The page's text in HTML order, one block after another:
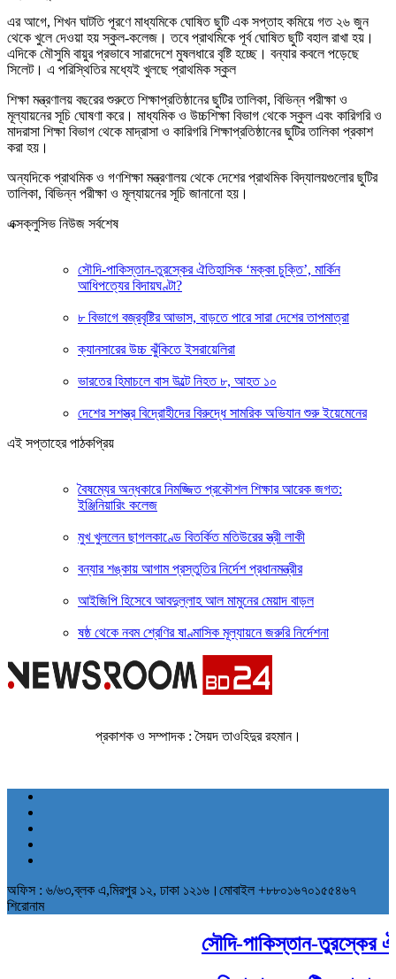
এর আগে, শিখন ঘাটতি পূরণে মাধ্যমিকে ঘোষিত ছুটি এক সপ্তাহ কমিয়ে গত ২৬ জুন
থেকে খুলে দেওয়া হয় স্কুল-কলেজ। তবে প্রাথমিকে পূর্ব ঘোষিত ছুটি বহাল রাখা হয়।
এদিকে মৌসুমি বায়ুর প্রভাবে সারাদেশে মুষলধারে বৃষ্টি হচ্ছে। বন্যার কবলে পড়েছে
সিলেট। এ পরিস্থিতির মধ্যেই খুলছে প্রাথমিক স্কুল
শিক্ষা মন্ত্রণালয় বছরের শুরুতে শিক্ষাপ্রতিষ্ঠানের ছুটির তালিকা, বিভিন্ন পরীক্ষা ও
মূল্যায়নের সূচি ঘোষণা করে। মাধ্যমিক ও উচ্চশিক্ষা বিভাগ থেকে স্কুল এবং কারিগরি ও
মাদরাসা শিক্ষা বিভাগ থেকে মাদ্রাসা ও কারিগরি শিক্ষাপ্রতিষ্ঠানের ছুটির তালিকা প্রকাশ
করা হয়।
অন্যদিকে প্রাথমিক ও গণশিক্ষা মন্ত্রণালয় থেকে দেশের প্রাথমিক বিদ্যালয়গুলোর ছুটির
তালিকা, বিভিন্ন পরীক্ষা ও মূল্যায়নের সূচি জানানো হয়।
এক্সক্লুসিভ নিউজ সর্বশেষ
সৌদি-পাকিস্তান-তুরস্কের ঐতিহাসিক ‘মক্কা চুক্তি’, মার্কিন
আধিপত্যের বিদায়ঘণ্টা?
৮ বিভাগে বজ্রবৃষ্টির আভাস, বাড়তে পারে সারা দেশের তাপমাত্রা
ক্যানসারের উচ্চ ঝুঁকিতে ইসরায়েলিরা
ভারতের হিমাচলে বাস উল্টে নিহত ৮, আহত ১০
দেশের সশস্ত্র বিদ্রোহীদের বিরুদ্ধে সামরিক অভিযান শুরু ইয়েমেনের
এই সপ্তাহের পাঠকপ্রিয়
বৈষম্যের অন্ধকারে নিমজ্জিত প্রকৌশল শিক্ষার আরেক জগত:
ইঞ্জিনিয়ারিং কলেজ
মুখ খুললেন ছাগলকাণ্ডে বিতর্কিত মতিউরের স্ত্রী লাকী
বন্যার শঙ্কায় আগাম প্রস্তুতির নির্দেশ প্রধানমন্ত্রীর
আইজিপি হিসেবে আবদুল্লাহ আল মামুনের মেয়াদ বাড়ল
ষষ্ঠ থেকে নবম শ্রেণির ষাণ্মাসিক মূল্যায়নে জরুরি নির্দেশনা
প্রকাশক ও সম্পাদক : সৈয়দ তাওহিদুর রহমান।
অফিস : ৬/৬৩,ব্লক এ,মিরপুর ১২, ঢাকা ১২১৬।মোবাইল +৮৮০১৬৭০১৫৫৪৬৭
শিরোনাম
সৌদি-পাকিস্তান-তুরস্কের